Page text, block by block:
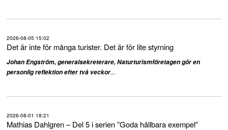
2026-08-05 15:02
Det är inte för många turister. Det är för lite styrning
Johan Engström, generalsekreterare, Naturturismföretagen gör en
personlig reflektion efter två veckor...
2026-08-01 18:21
Mathias Dahlgren – Del 5 i serien ”Goda hållbara exempel”